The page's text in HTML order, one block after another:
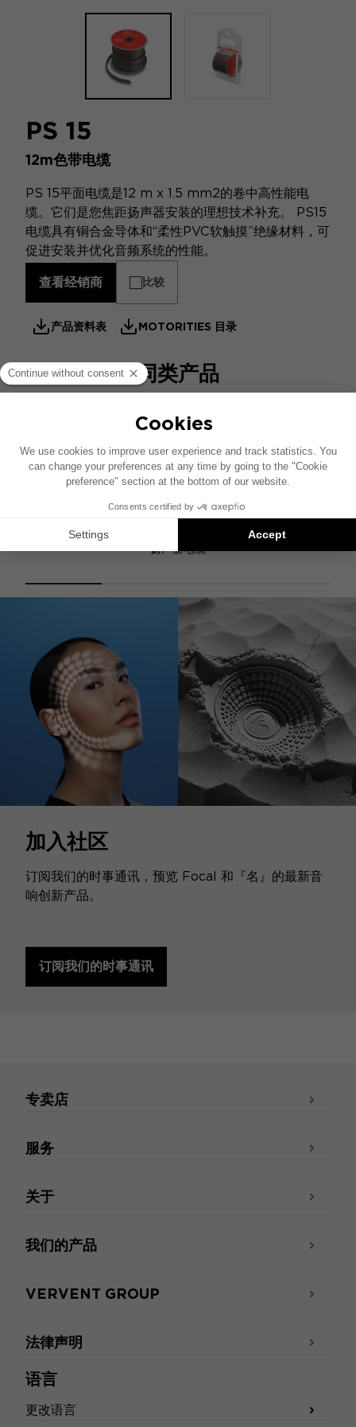
PS 15
12m色带电缆
PS 15平面电缆是12 m x 1.5 mm2的卷中高性能电
缆。它们是您焦距扬声器安装的理想技术补充。 PS15
电缆具有铜合金导体和“柔性PVC软触摸”绝缘材料，可
促进安装并优化音频系统的性能。
查看经销商 比较
产品资料表 MOTORITIES 目录
同类产品
扬声器电缆
加入社区
订阅我们的时事通讯，预览 Focal 和『名』的最新音
响创新产品。
订阅我们的时事通讯
语言
更改语言
专卖店
服务
关于
我们的产品
VERVENT GROUP
法律声明